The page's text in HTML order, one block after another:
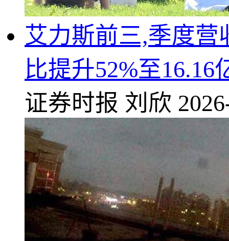
艾力斯前三,季度营
比提升52%至16.16
证券时报 刘欣